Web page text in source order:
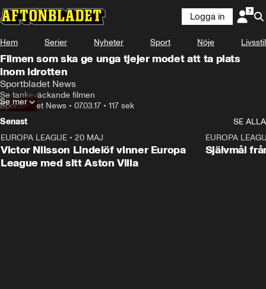
Logga in
Hem Serier Nyheter Sport Nöje Livsstil
Filmen som ska ge unga tjejer modet att ta plats
inom idrotten
Sportbladet News
Se tankeväckande filmen
Sportbladet News • 07.03.17 • 117 sek
Se mer
Senast
SE ALLA
EUROPA LEAGUE • 20 MAJ
Victor Nilsson Lindelöf vinner Europa
League med sitt Aston Villa
EUROPA
Självmål